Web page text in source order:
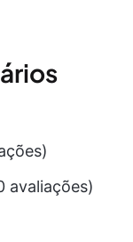
avaliações)